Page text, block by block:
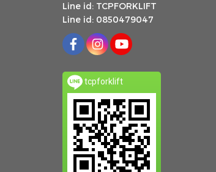
Line id: TCPFORKLIFT
Line id: 0850479047
tcpforklift